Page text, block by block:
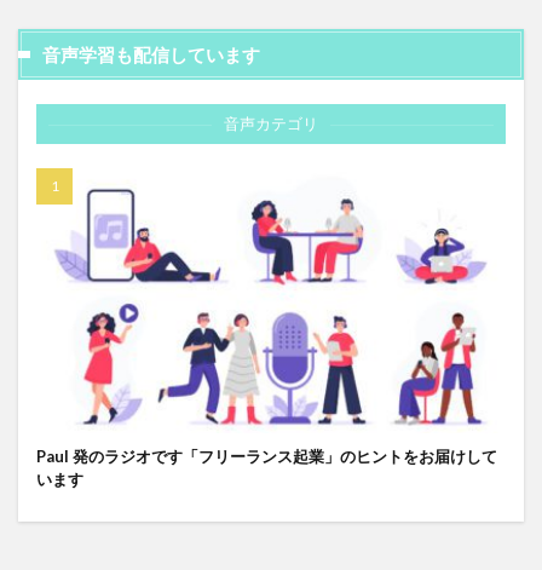
音声学習も配信しています
音声カテゴリ
Paul 発のラジオです「フリーランス起業」のヒントをお届けして
います